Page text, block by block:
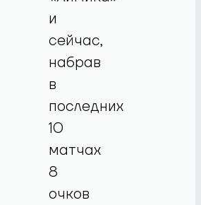
и
сейчас,
набрав
в
последних
10
матчах
8
очков